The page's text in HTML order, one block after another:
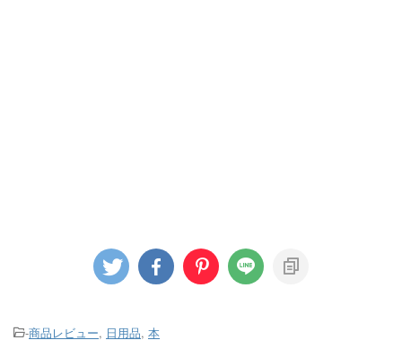
-商品レビュー, 日用品, 本